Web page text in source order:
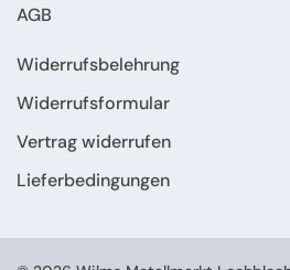
AGB
Widerrufsbelehrung
Widerrufsformular
Vertrag widerrufen
Lieferbedingungen